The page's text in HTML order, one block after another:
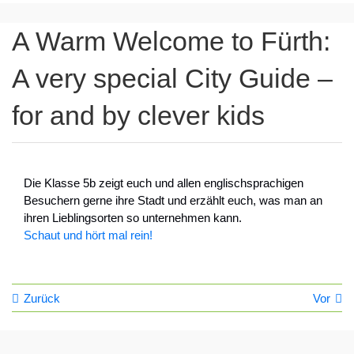
A Warm Welcome to Fürth:
A very special City Guide –
for and by clever kids
Die Klasse 5b zeigt euch und allen englischsprachigen
Besuchern gerne ihre Stadt und erzählt euch, was man an
ihren Lieblingsorten so unternehmen kann.
Schaut und hört mal rein!
Zurück Vor